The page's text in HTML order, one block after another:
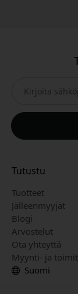
Tutustu
Tuotteet
Jälleenmyyjät
Blogi
Arvostelut
Ota yhteyttä
Myynti- ja
Suomi